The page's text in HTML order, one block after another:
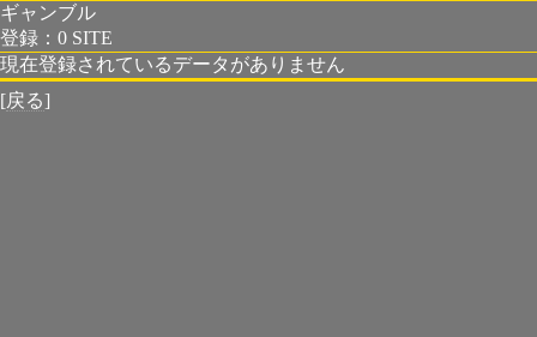
ギャンブル
登録：0 SITE
現在登録されているデータがありません
[戻る]